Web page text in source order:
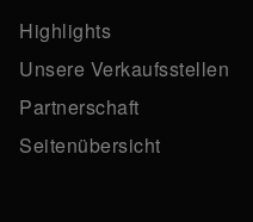
Highlights
Unsere Verkaufsstellen
Partnerschaft
Seitenübersicht